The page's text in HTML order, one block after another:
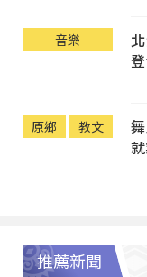
音樂
原鄉 教文
推薦新聞